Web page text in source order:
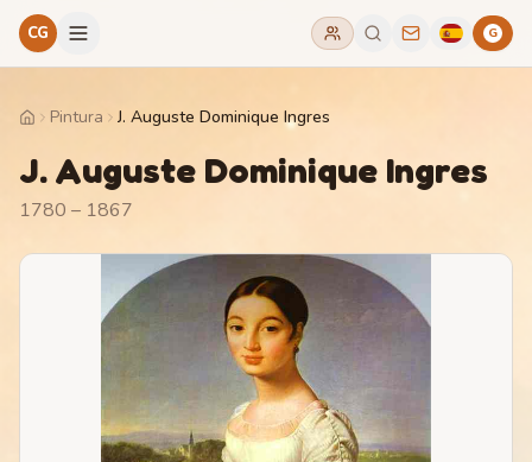
CG G
HomePintura J. Auguste Dominique Ingres
J. Auguste Dominique Ingres
1780 – 1867